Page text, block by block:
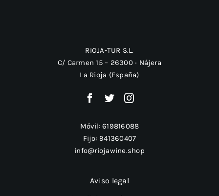
RIOJA-TUR S.L.
C/ Carmen 15 – 26300 ‧ Nájera
La Rioja (España)
Móvil:619816088
Fijo: 941360407
info@riojawine.shop
Aviso legal